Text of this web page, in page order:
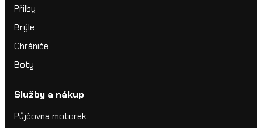
Přilby
Brýle
Chrániče
Boty
Služby a nákup
Půjčovna motorek